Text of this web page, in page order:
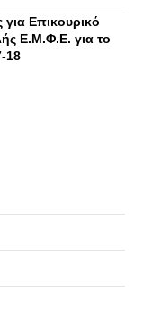
Επικουρικό
Ε.Μ.Φ.Ε. για το
18